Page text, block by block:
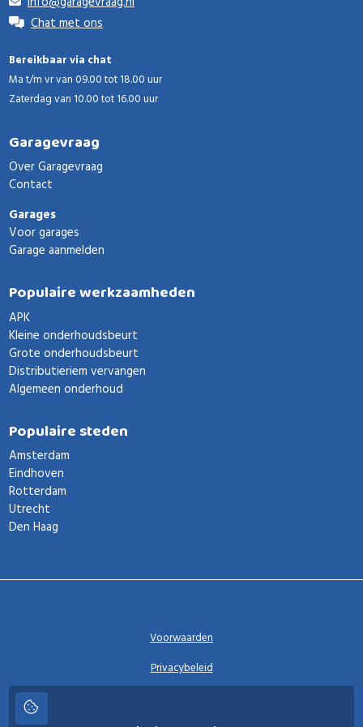
Chat met ons
Bereikbaar via chat
Ma t/m vr van 09.00 tot 18.00 uur
Zaterdag van 10.00 tot 16.00 uur
Garagevraag
Over Garagevraag
Contact
Garages
Voor garages
Garage aanmelden
Populaire werkzaamheden
APK
Kleine onderhoudsbeurt
Grote onderhoudsbeurt
Distributieriem vervangen
Algemeen onderhoud
Populaire steden
Amsterdam
Eindhoven
Rotterdam
Utrecht
Den Haag
Voorwaarden
Privacybeleid